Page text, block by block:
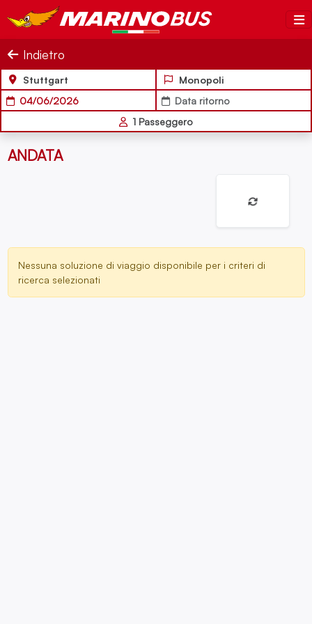
Salta al contenuto
MarinoBus
Indietro
Stuttgart
Monopoli
04/06/2026
Data ritorno
1 Passeggero
ANDATA
Nessuna soluzione di viaggio disponibile per i criteri di
ricerca selezionati